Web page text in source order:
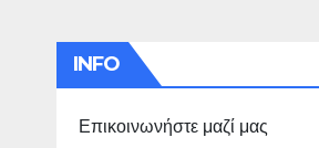
INFO
Επικοινωνήστε μαζί μας